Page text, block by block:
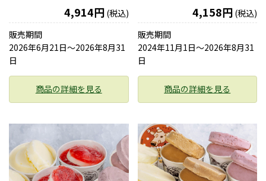
4,914円 (税込)
販売期間
2026年6月21日〜2026年8月31
日
商品の詳細を見る
4,158円 (税込)
販売期間
2024年11月1日〜2026年8月31
日
商品の詳細を見る